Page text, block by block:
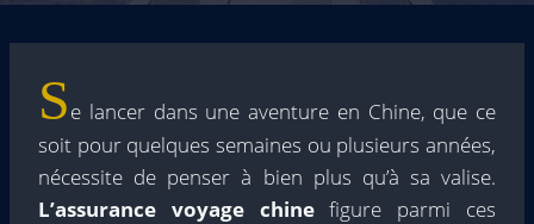
Se lancer dans une aventure en Chine, que ce
soit pour quelques semaines ou plusieurs années,
nécessite de penser à bien plus qu’à sa valise.
L’assurance voyage chinefigure parmi ces